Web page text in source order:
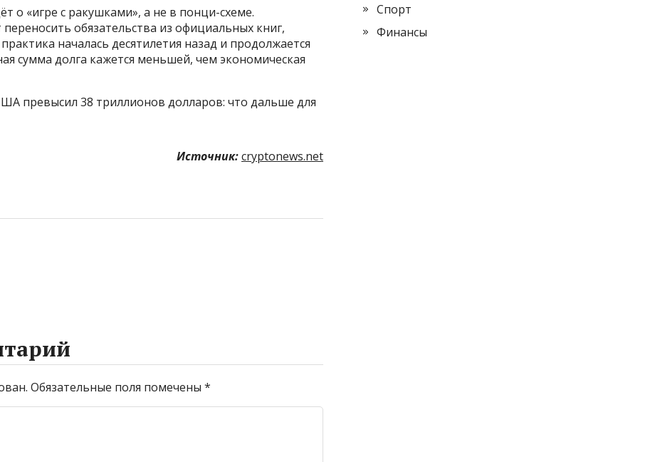
о «игре с ракушками», а не в понци-схеме.
обязательства из официальных книг,
началась десятилетия назад и продолжается
сумма долга кажется меньшей, чем экономическая
превысил 38 триллионов долларов: что дальше для
Источник:cryptonews.net
Обязательные поля помечены *
Спорт
Финансы